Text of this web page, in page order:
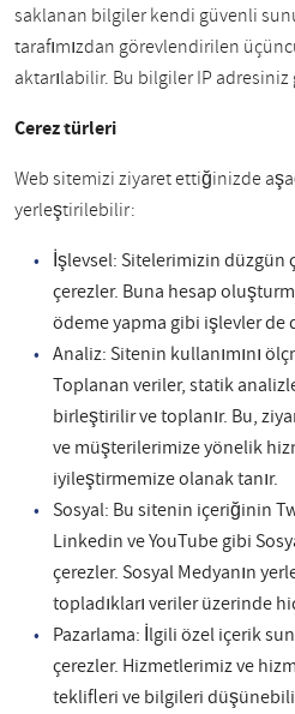
saklanan bilgiler kendi güvenli
tarafımızdan görevlendirilen
aktarılabilir. Bu bilgiler IP
Çerez türleri
Web sitemizi ziyaret ettiğinizde
yerleştirilebilir:
İşlevsel: Sitelerimizin düzgün
çerezler. Buna hesap
ödeme yapma gibi işlevler de
Analiz: Sitenin kullanımını
Toplanan veriler, statik
birleştirilir ve toplanır. Bu,
ve müşterilerimize yönelik
iyileştirmemize olanak tanır.
Sosyal: Bu sitenin içeriğinin
Linkedin ve YouTube gibi
çerezler. Sosyal Medyanın
topladıkları veriler üzerinde
Pazarlama: İlgili özel içerik
çerezler. Hizmetlerimiz ve
teklifleri ve bilgileri